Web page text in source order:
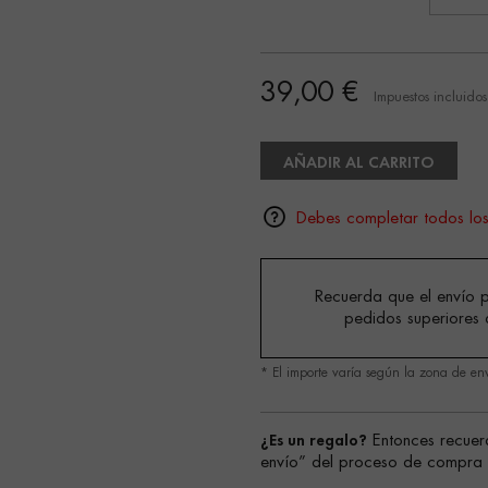
39,00 € Impuestos incluidos
AÑADIR AL CARRITO
Debes completar todos
Recuerda que el envío
pedidos
* El importe varía según la zona de
¿Es un regalo? Entonces
envío” del proceso de compra